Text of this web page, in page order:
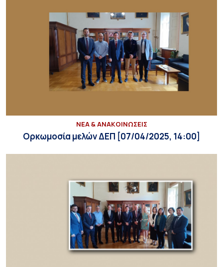
ΝΕΑ & ΑΝΑΚΟΙΝΩΣΕΙΣ
Ορκωμοσία μελών ΔΕΠ [07/04/2025, 14:00]